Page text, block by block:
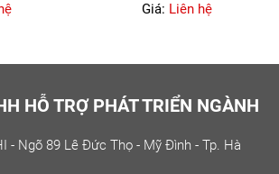
Giá: Liên hệ
HỖ TRỢ PHÁT TRIỂN NGÀNH
- Ngõ 89 Lê Đức Thọ - Mỹ Đình - Tp. Hà